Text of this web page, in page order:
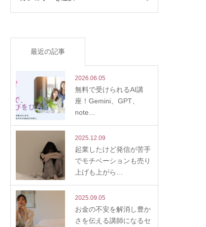
最近の記事
2026.06.05
無料で受けられるAI講
座！Gemini、GPT、
note…
2025.12.09
起業したけど発信が苦手
でモチベーションも売り
上げも上がら…
2025.09.05
お金の不安を解消し豊か
さを伝える講師になるセ